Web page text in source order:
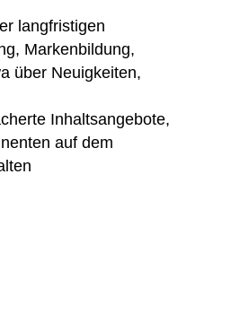
langfristigen
Markenbildung,
über Neuigkeiten,
Inhaltsangebote,
auf dem